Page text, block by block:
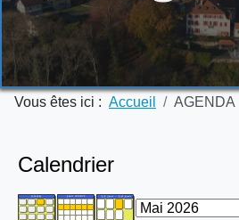
Vous êtes ici : Accueil AGENDA
Calendrier